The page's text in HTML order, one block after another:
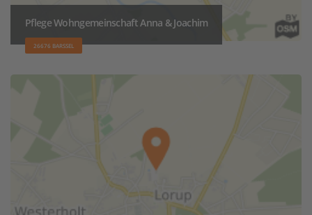
Pflege Wohngemeinschaft Anna & Joachim
26676 BARSSEL